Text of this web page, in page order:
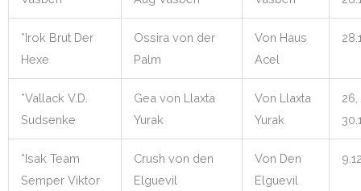
*Irok Brut Der
Hexe
Ossira von der
Palm
Von Haus
Acel
*Vallack V.D.
Sudsenke
Gea von Llaxta
Yurak
Von Llaxta
Yurak
*Isak Team
Semper Viktor
Crush von den
Elguevil
Von Den
Elguevil